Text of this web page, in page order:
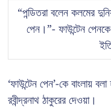
“পন্ডিতরা বলেন কলমের
পেন।”- ফাউন্টেন
‘ফাউন্টেন পেন’-কে বাংলায়
রবীন্দ্রনাথ ঠাকুরের দেওয়া।